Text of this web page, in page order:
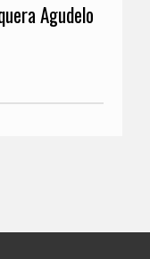
Agudelo